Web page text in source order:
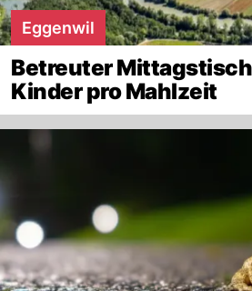
Eggenwil
Betreuter
Kinder pro Mahlzeit